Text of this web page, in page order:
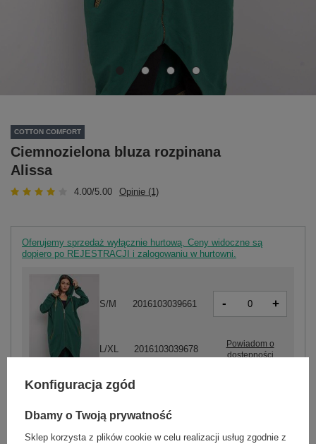
COTTON COMFORT
Ciemnozielona bluza rozpinana
Alissa
4.00/5.00 Opinie (1)
Oferujemy sprzedaż wyłącznie hurtową. Ceny widoczne są
dopiero po REJESTRACJI i zalogowaniu w hurtowni.
ciemny zielony
S/M 2016103039661 - +
L/XL 2016103039678
Powiadom o
dostępności
ZALOGUJ SIĘ I ZOBACZ CENĘ
Konfiguracja zgód
Dbamy o Twoją prywatność
Sklep korzysta z plików cookie w celu realizacji usług zgodnie z